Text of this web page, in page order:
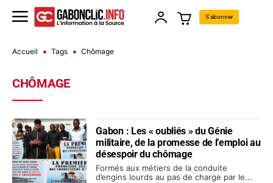
S'abonner
Accueil Tags Chômage
CHÔMAGE
Gabon : Les « oubliés » du Génie
militaire, de la promesse de l’emploi au
désespoir du chômage
Formés aux métiers de la conduite
d’engins lourds au pas de charge par le...